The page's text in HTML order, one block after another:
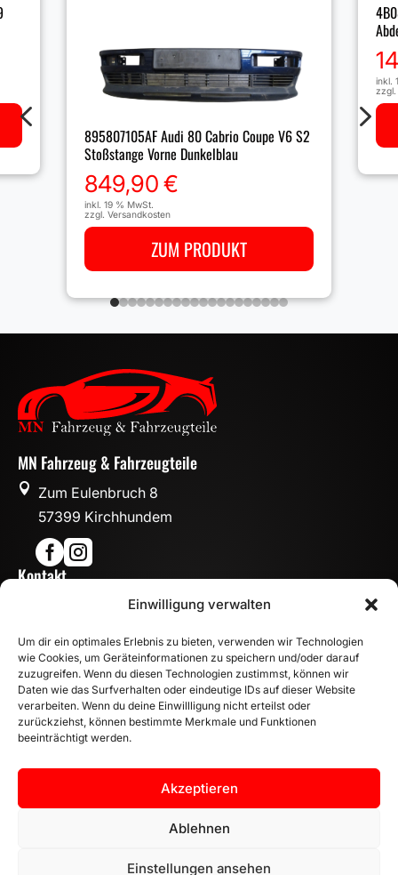
Einwilligung verwalten
Um dir ein optimales Erlebnis zu bieten, verwenden wir Technologien
wie Cookies, um Geräteinformationen zu speichern und/oder darauf
zuzugreifen. Wenn du diesen Technologien zustimmst, können wir
Daten wie das Surfverhalten oder eindeutige IDs auf dieser Website
verarbeiten. Wenn du deine Einwillligung nicht erteilst oder
zurückziehst, können bestimmte Merkmale und Funktionen
beeinträchtigt werden.
Akzeptieren
Ablehnen
Einstellungen ansehen
895807105AF Audi 80 Cabrio Coupe V6 S2
Stoßstange Vorne Dunkelblau
849,90€
inkl. 19 % MwSt.
zzgl. Versandkosten
ZUM PRODUKT
inkl.
zzgl.
4 5
MN Fahrzeug & Fahrzeugteile

Zum Eulenbruch 8
57399 Kirchhundem

Kontakt
info@mn-fahrzeugteile.de
 WhatsApp
Öffnungszeiten
 Mo - Fr: 8:00 – 17:00 Uhr
Sa: 10:00 – 14:00 Uhr
INFORMATION
Zahlungsarten
Versandinformationen
Widerrufsbelehrung